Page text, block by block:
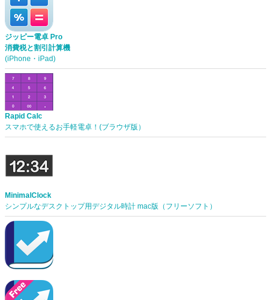
ジッピー電卓 Pro
消費税と割引計算機
(iPhone・iPad)
Rapid Calc
スマホで使えるお手軽電卓！(ブラウザ版）
MinimalClock
シンプルなデスクトップ用デジタル時計 mac版（フリーソフト）